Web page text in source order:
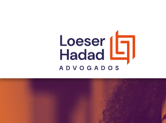
INTERNATIONAL
PRÊMIOS
NOSSA EQUIPE